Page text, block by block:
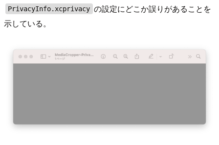
PrivacyInfo.xcprivacy の設定にどこか誤りがあることを
示している。